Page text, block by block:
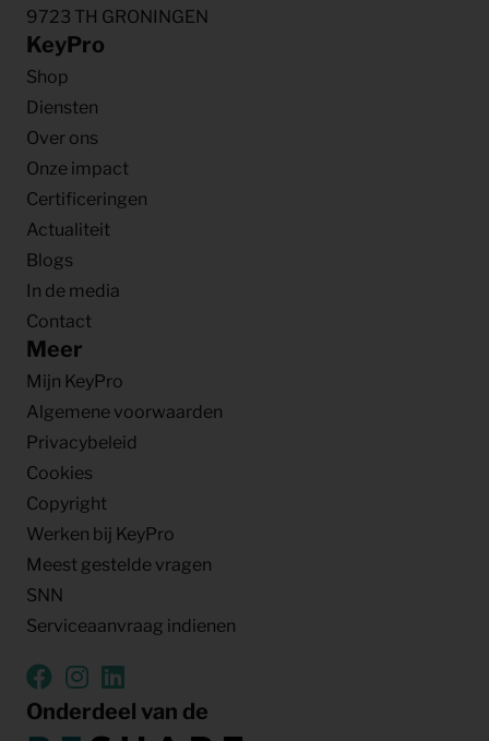
9723 TH GRONINGEN
KeyPro
Shop
Diensten
Over ons
Onze impact
Certificeringen
Actualiteit
Blogs
In de media
Contact
Meer
Mijn KeyPro
Algemene voorwaarden
Privacybeleid
Cookies
Copyright
Werken bij KeyPro
Meest gestelde vragen
SNN
Serviceaanvraag indienen
Onderdeel van de